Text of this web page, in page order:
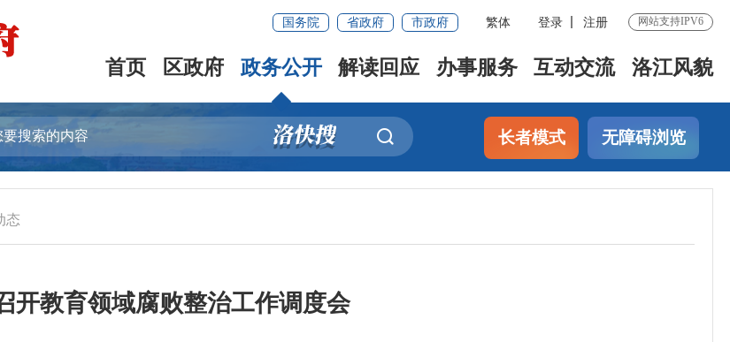
国务院 省政府 市政府 繁体 登录 注册 网站支持IPV6
首页 区政府 政务公开 解读回应 办事服务 互动交流 洛江风貌
长者模式 无障碍浏览
态
开教育领域腐败整治工作调度会